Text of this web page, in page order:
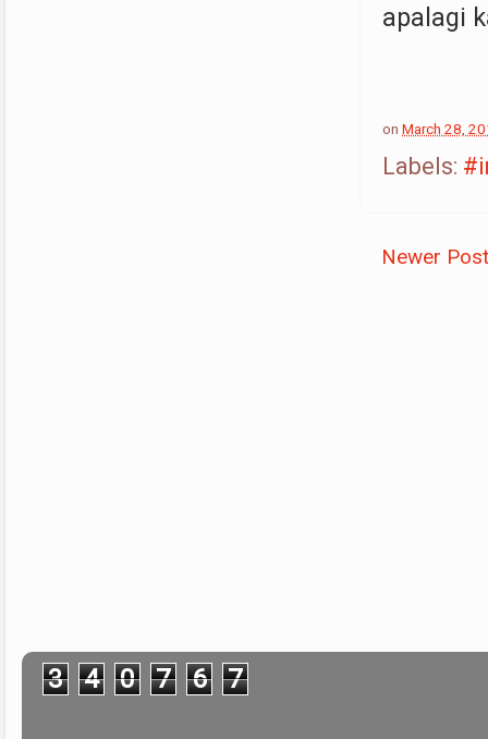
apalagi
on March 28,
Labels:
Newer Post
3 4 0 7 6 7